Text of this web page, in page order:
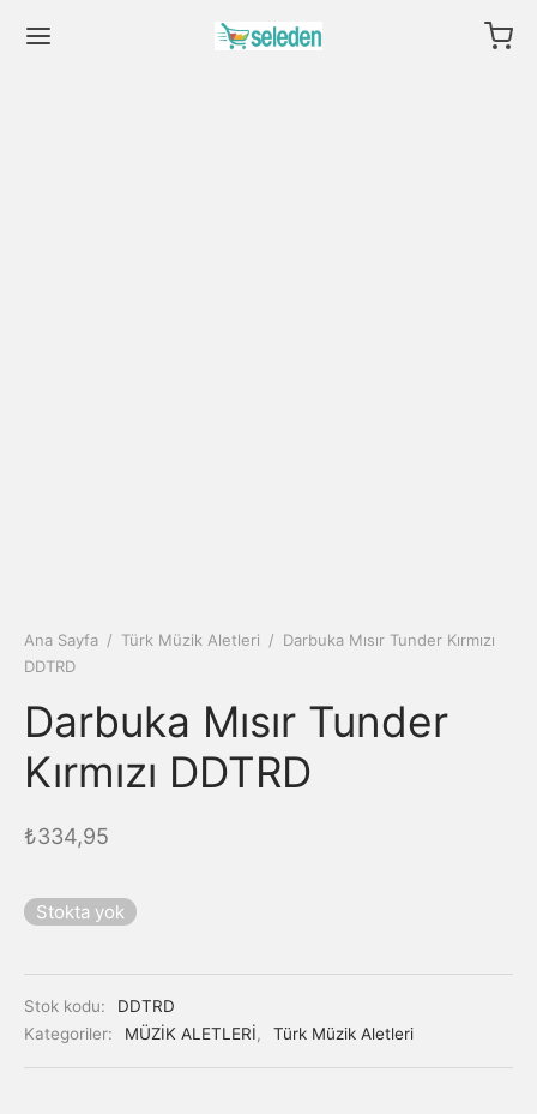
Ana Sayfa / Türk Müzik Aletleri / Darbuka Mısır Tunder Kırmızı
DDTRD
Darbuka Mısır Tunder
Kırmızı DDTRD
₺334,95
Stokta yok
Stok kodu:
DDTRD
Kategoriler:
MÜZİK ALETLERİ, Türk Müzik Aletleri